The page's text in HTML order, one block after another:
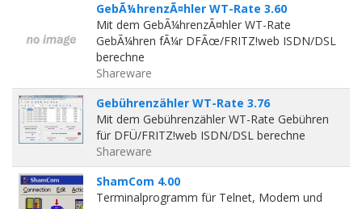
GebÃ¼hrenzÃ¤hler WT-Rate 3.60
Mit dem GebÃ¼hrenzÃ¤hler WT-Rate
GebÃ¼hren fÃ¼r DFÃœ/FRITZ!web ISDN/DSL
berechne
Shareware
Gebührenzähler WT-Rate 3.76
Mit dem Gebührenzähler WT-Rate Gebühren
für DFÜ/FRITZ!web ISDN/DSL berechne
Shareware
ShamCom 4.00
Terminalprogramm für Telnet, Modem und